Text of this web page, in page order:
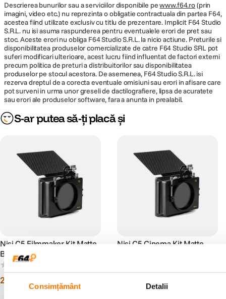
Consimțământ Detalii
Descrierea bunurilor sau a serviciilor disponibile pewww.f64.ro(prin
imagini, video etc.) nu reprezinta o obligatie contractuala din partea F64,
acestea fiind utilizate exclusiv cu titlu de prezentare. Implicit F64 Studio
S.R.L. nu isi asuma raspunderea pentru eventualele erori de pret sau
stoc. Aceste erori nu obliga F64 Studio S.R.L. la nicio actiune. Preturile si
disponibilitatea produselor comercializate de catre F64 Studio SRL pot
suferi modificari ulterioare, acest lucru fiind influentat de factori externi
precum politica de preturi a distribuitorilor sau disponibilitatea
produselor pe stocul acestora. De asemenea, F64 Studio S.R.L. isi
rezerva dreptul de a corecta eventuale omisiuni sau erori in afisare care
pot surveni in urma unor greseli de dactilografiere, lipsa de acuratete
sau erori ale produselor software, fara a anunta in prealabil.
S-ar putea să-ți placă și
Nisi C5 Filmmaker Kit Matte
Box Sistem Filtre Cinematice
2
Nisi C5 Cinema Kit Matte